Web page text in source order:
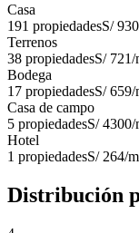
Casa
191 propiedadesS/ 930
Terrenos
38 propiedadesS/ 721/
Bodega
17 propiedadesS/ 659/
Casa de campo
5 propiedadesS/ 4300/
Hotel
1 propiedadesS/ 264/
Distribución